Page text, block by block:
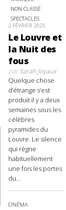
NON CLASSÉ
SPECTACLES
2 FÉVRIER 2025
Le Louvre et
la Nuit des
fous
parSarah Joyaux
Quelque chose
d’étrange s’est
produit il y a deux
semaines sous les
célèbres
pyramides du
Louvre. Le silence
qui règne
habituellement
une fois les portes
du...
CINÉMA